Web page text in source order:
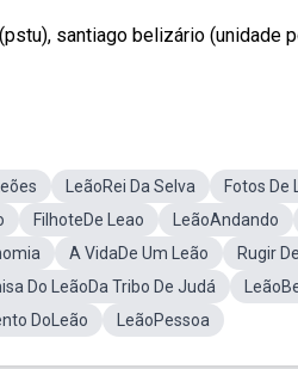
santiago belizário (unidade
LeãoRei Da Selva Fotos De
FilhoteDe Leao LeãoAndando
A VidaDe Um Leão Rugir
Do LeãoDa Tribo De Judá
DoLeão LeãoPessoa